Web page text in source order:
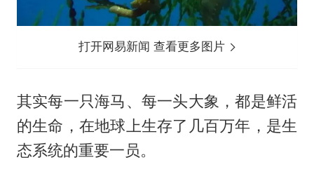
打开网易新闻 查看更多图片
其实每一只海马、每一头大象，都是鲜活
的生命，在地球上生存了几百万年，是生
态系统的重要一员。